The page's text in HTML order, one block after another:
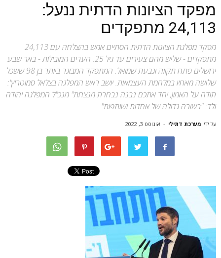
מפקד הציונות הדתית ננעל:
24,113 מתפקדים
מפקד מפלגת הציונות הדתית הסתיים אמש בהצלחה עם 24,113
מתפקדים - שליש מהם צעירים עד גיל 25. הערים המובילות - באר שבע
ירושלים פתח תקווה וגבעת שמואל. המתפקד המבוגר ביותר בן 98 ששכל
שלושה מאחיו במלחמת העצמאות. יושב ראש המפלגה בצלאל סמוטריץ':
תודה על האמון, יחד אתכם נבנה נבחרת מנצחת" מנכ"ל המפלגה יהודה
ולד: "בשורה גדולה של אחדות ושותפות"
על ידי מערכת דתילי - אוגוסט 3, 2022